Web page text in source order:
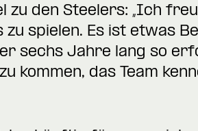
zu den Steelers: „Ich
spielen. Es ist etwas
sechs Jahre lang so
kommen, das Team